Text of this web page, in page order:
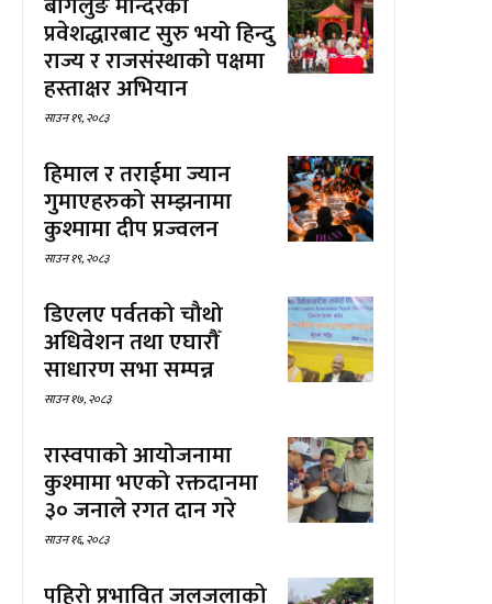
प्रवेशद्धारबाट सुरु भयो हिन्दु
राज्य र राजसंस्थाको पक्षमा
हस्ताक्षर अभियान
साउन १९, २०८३
हिमाल र तराईमा ज्यान
गुमाएहरुको सम्झनामा
कुश्मामा दीप प्रज्वलन
साउन १९, २०८३
डिएलए पर्वतको चौथो
अधिवेशन तथा एघारौँ
साधारण सभा सम्पन्न
साउन १७, २०८३
रास्वपाको आयोजनामा
कुश्मामा भएको रक्तदानमा
३० जनाले रगत दान गरे
साउन १६, २०८३
पहिरो प्रभावित जलजलाको